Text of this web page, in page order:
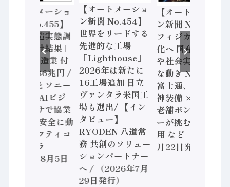
【オートメーショ
ン新聞 No.455】
「経済構造実態調
査二次集計結果」
2024年製造業 付
加価値額86兆円 /
三菱電機とソニー
セミコン AIビジ
ョンセンサで協業
/ IDEC、安全に動
かすセーフティコ
ントローラ
（2026年8月5日
【オートメーショ
ン新聞 No.454】
世界をリードする
先進的な工場
「Lighthouse」
2026年は新たに
16工場追加 日立
ヴァンタラ米国工
場も選出/ 【イン
タビュー】
RYODEN 八道常
務 共創のソリュー
ションパートナー
へ / （2026年7月
29日発行）
【オートメーショ
ン新聞 No.453】
フィジカルAI本格
化へ 国産AI開発
や社会実装に活発
な動き Noetra、
富士通、日立 / 兵
神装備 × HMS、
老舗ポンプメーカ
ーが挑むデータ活
用 など（2026年7
月22日発行）